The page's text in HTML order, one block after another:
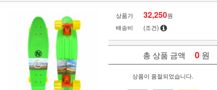
상품가 32,250원
배송비
(조건)
총 상품 금액 0 원
상품이 품절되었습니다.